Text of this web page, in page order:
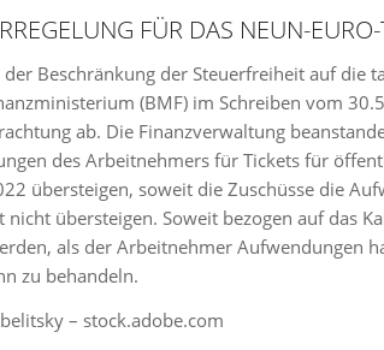
FÜR DAS NEUN-EURO-
der Beschränkung der Steuerfreiheit auf die
(BMF) im Schreiben vom
ab. Die Finanzverwaltung
des Arbeitnehmers für Tickets für
übersteigen, soweit die Zuschüsse die
nicht übersteigen. Soweit bezogen auf das
als der Arbeitnehmer Aufwendungen
zu behandeln.
– stock.adobe.com